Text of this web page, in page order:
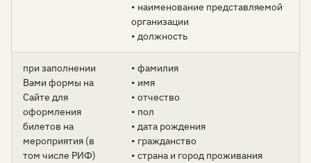
• наименование представляемой
организации
• должность
при заполнении
Вами формы на
Сайте для
оформления
билетов на
мероприятия (в
том числе РИФ)
• фамилия
• имя
• отчество
• пол
• дата рождения
• гражданство
• страна и город проживания